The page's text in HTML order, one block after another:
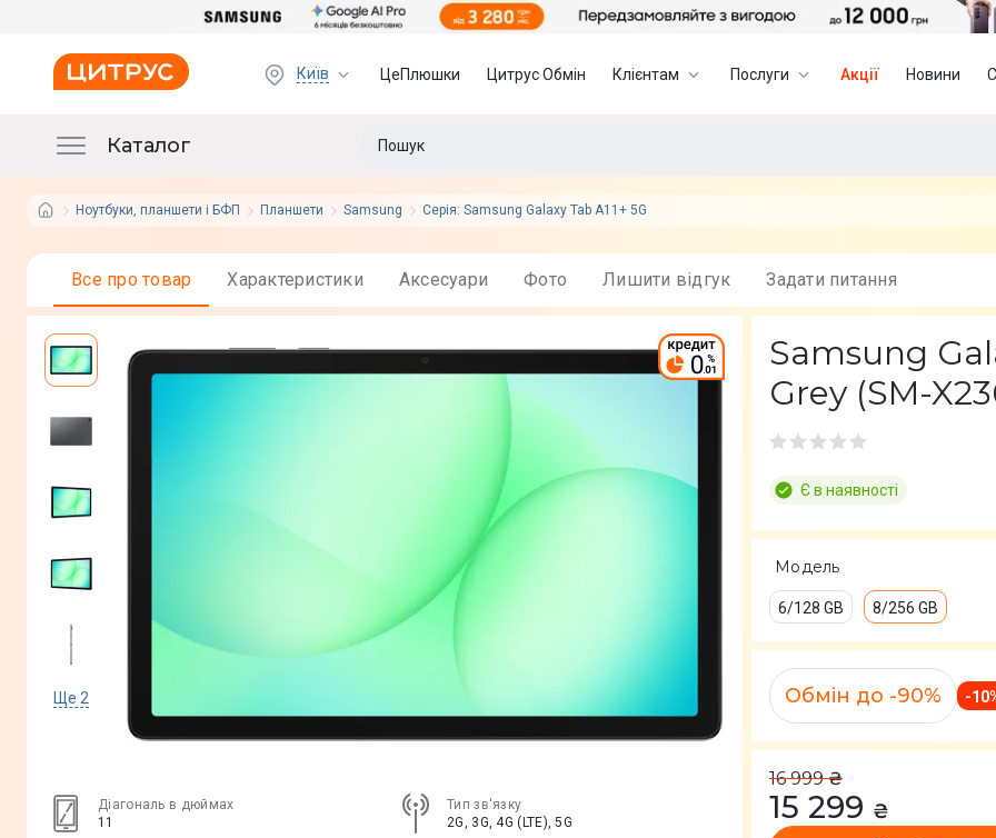
Київ ЦеПлюшки Цитрус Обмін Клієнтам Послуги Акції Новини
Каталог
Ноутбуки, планшети і БФП Планшети Samsung Серія: Samsung Galaxy Tab A11+ 5G
Все про товар Характеристики Аксесуари Фото Лишити вiдгук Задати питання
Ще 2
Діагональ в дюймах
11
Тип зв'язку
2G, 3G, 4G (LTE), 5G
Samsung
Grey (SM-
Є в наявності
Модель
6/128 GB 8/256 GB
Обмін до -90% -10
16 999 ₴
15 299 ₴